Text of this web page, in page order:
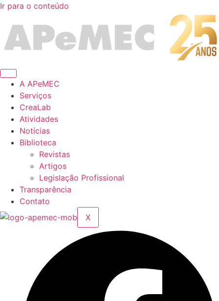
Ir para o conteúdo
A APeMEC
Serviços
CreaLab
Atividades
Notícias
Biblioteca
Revistas
Artigos
Legislação Profissional
Transparência
Contato
X